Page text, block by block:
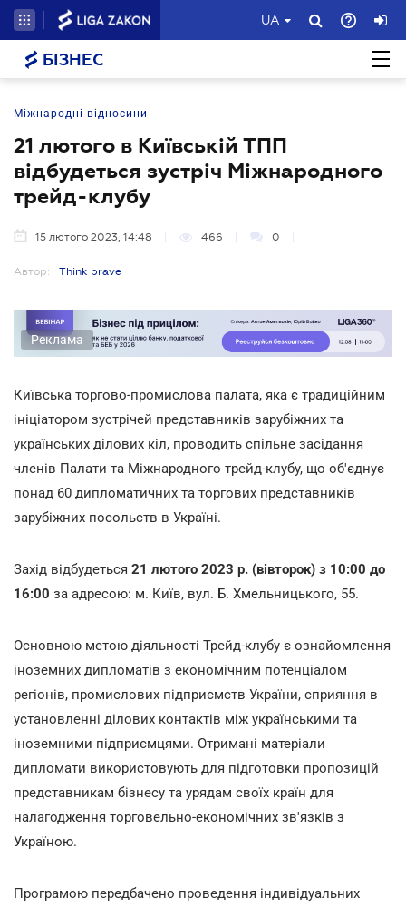
UA
БІЗНЕС
Міжнародні відносини
21 лютого в Київській ТПП
відбудеться зустріч Міжнародного
трейд-клубу
15 лютого 2023, 14:48 466 0
Автор: Think brave
Реклама
Київська торгово-промислова палата, яка є традиційним
ініціатором зустрічей представників зарубіжних та
українських ділових кіл, проводить спільне засідання
членів Палати та Міжнародного трейд-клубу, що об'єднує
понад 60 дипломатичних та торгових представників
зарубіжних посольств в Україні.
Захід відбудеться 21 лютого 2023 р. (вівторок) з 10:00 до
16:00 за адресою: м. Київ, вул. Б. Хмельницького, 55.
Основною метою діяльності Трейд-клубу є ознайомлення
іноземних дипломатів з економічним потенціалом
регіонів, промислових підприємств України, сприяння в
установленні ділових контактів між українськими та
іноземними підприємцями. Отримані матеріали
дипломати використовують для підготовки пропозицій
представникам бізнесу та урядам своїх країн для
налагодження торговельно-економічних зв'язків з
Україною.
Програмою передбачено проведення індивідуальних